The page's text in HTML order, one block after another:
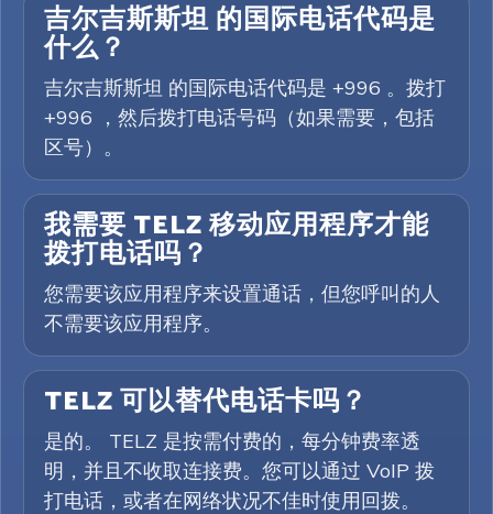
吉尔吉斯斯坦 的国际电话代码是
什么？
吉尔吉斯斯坦 的国际电话代码是 +996 。拨打
+996 ，然后拨打电话号码（如果需要，包括
区号）。
我需要 TELZ 移动应用程序才能
拨打电话吗？
您需要该应用程序来设置通话，但您呼叫的人
不需要该应用程序。
TELZ 可以替代电话卡吗？
是的。 TELZ 是按需付费的，每分钟费率透
明，并且不收取连接费。您可以通过 VoIP 拨
打电话，或者在网络状况不佳时使用回拨。